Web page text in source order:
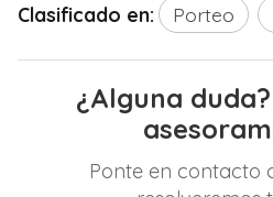
Clasificado en: Porteo
¿Alguna
Ponte en contacto